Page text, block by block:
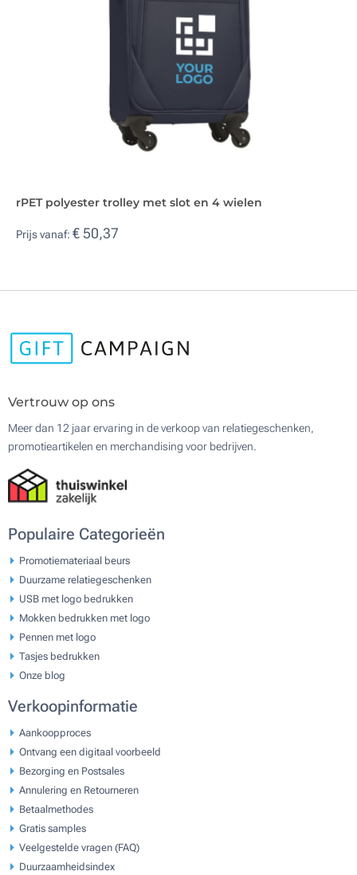
rPET polyester trolley met slot en 4 wielen
Prijs vanaf: € 50,37
Vertrouw op ons
Meer dan 12 jaar ervaring in de verkoop van relatiegeschenken,
promotieartikelen en merchandising voor bedrijven.
Populaire Categorieën
Promotiemateriaal beurs
Duurzame relatiegeschenken
USB met logo bedrukken
Mokken bedrukken met logo
Pennen met logo
Tasjes bedrukken
Onze blog
Verkoopinformatie
Aankoopproces
Ontvang een digitaal voorbeeld
Bezorging en Postsales
Annulering en Retourneren
Betaalmethodes
Gratis samples
Veelgestelde vragen (FAQ)
Duurzaamheidsindex